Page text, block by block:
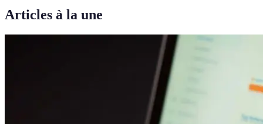
Articles à la une